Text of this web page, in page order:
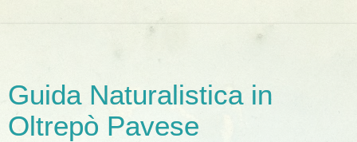
Guida Naturalistica in
Oltrepò Pavese